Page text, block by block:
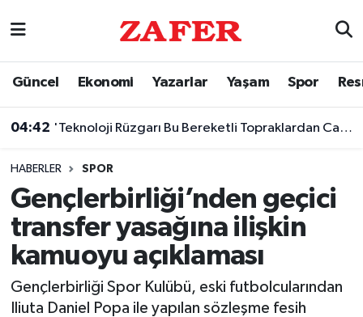
Güncel Ekonomi Yazarlar Yaşam Spor
04:42 'Teknoloji Rüzgarı Bu Bereketli Topraklardan Canlanacak'
HABERLER SPOR
Gençlerbirliği’nden geçici
transfer yasağına ilişkin
kamuoyu açıklaması
Gençlerbirliği Spor Kulübü, eski futbolcularından
Iliuta Daniel Popa ile yapılan sözleşme fesih
Nöbetçi Eczaneler
Trafik Durumu
Süper Lig Puan Durumu ve Fikstür
Tüm Manşetler
Son Dakika Haberleri